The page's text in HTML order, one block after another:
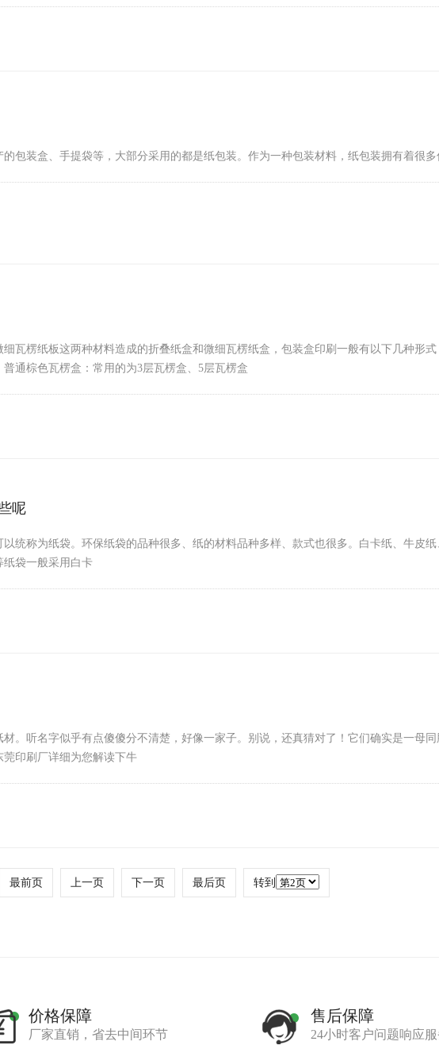
包装盒、手提袋等，大部分采用的都是纸包装。作为一种包装材料，纸包装拥有着很多
瓦楞纸板这两种材料造成的折叠纸盒和微细瓦楞纸盒，包装盒印刷一般有以下几种形
通棕色瓦楞盒：常用的为3层瓦楞盒、5层瓦楞盒
呢
统称为纸袋。环保纸袋的品种很多、纸的材料品种多样、款式也很多。白卡纸、牛皮纸
袋一般采用白卡
。听名字似乎有点傻傻分不清楚，好像一家子。别说，还真猜对了！它们确实是一母同
印刷厂详细为您解读下牛
最前页 上一页 下一页 最后页 转到
价格保障
厂家直销，省去中间环节
售后保障
24小时客户问题响应